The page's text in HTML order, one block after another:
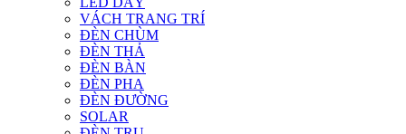
VÁCH TRANG TRÍ
ĐÈN CHÙM
ĐÈN THẢ
ĐÈN BÀN
ĐÈN PHA
ĐÈN ĐƯỜNG
SOLAR